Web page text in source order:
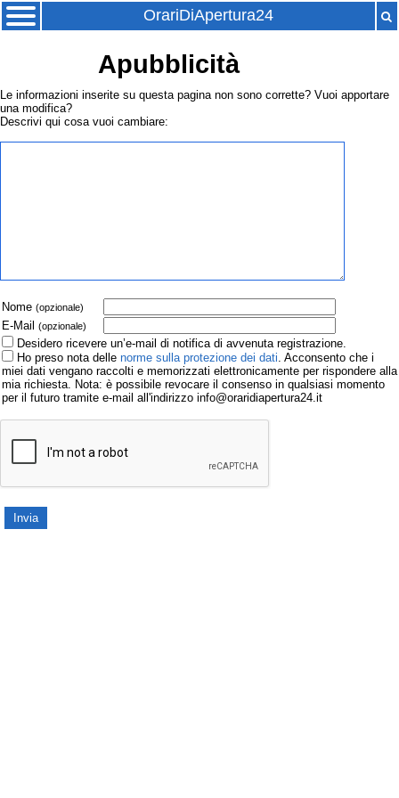
OrariDiApertura24
Apubblicità
Le informazioni inserite su questa pagina non sono corrette? Vuoi apportare
una modifica?
Descrivi qui cosa vuoi cambiare:
Nome (opzionale)
E-Mail (opzionale)
Desidero ricevere un’e-mail di notifica di avvenuta registrazione.
Ho preso nota delle norme sulla protezione dei dati. Acconsento che i
miei dati vengano raccolti e memorizzati elettronicamente per rispondere alla
mia richiesta. Nota: è possibile revocare il consenso in qualsiasi momento
per il futuro tramite e-mail all'indirizzo info@oraridiapertura24.it